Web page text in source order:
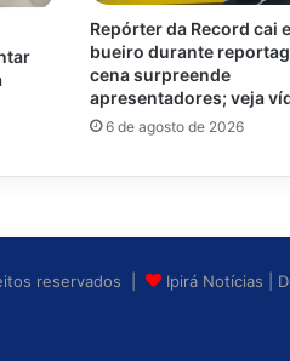
Repórter da Record cai
bueiro durante
cena surpreende
apresentadores; veja
6 de agosto de 2026
reservados | Ipirá Notícias |